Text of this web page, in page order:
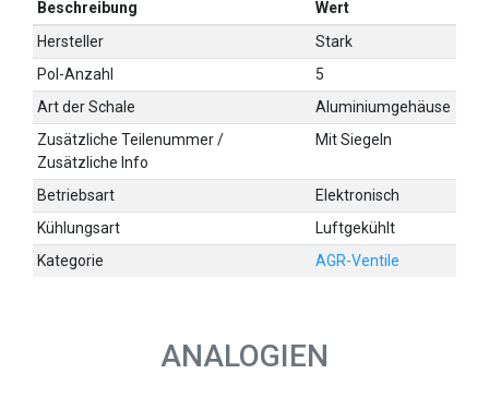
Beschreibung
Wert
Hersteller
Stark
Pol-Anzahl
5
Art der Schale
Aluminiumgehäuse
Zusätzliche Teilenummer /
Zusätzliche Info
Mit Siegeln
Betriebsart
Elektronisch
Kühlungsart
Luftgekühlt
Kategorie
AGR-Ventile
ANALOGIEN